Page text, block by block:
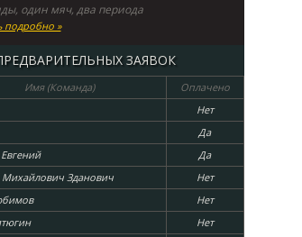
один мяч, два периода
подробно »
ЗАЯВОК
Имя (Команда)
Оплачено
Нет
Да
Да
Михайлович Зданович
Нет
Нет
Нет